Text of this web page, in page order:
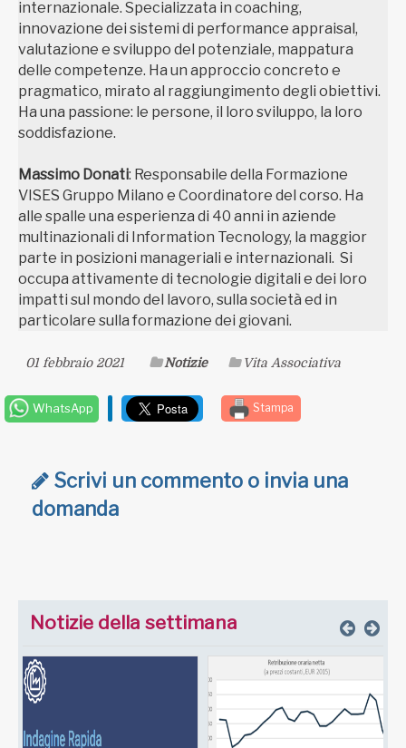
internazionale. Specializzata in coaching,
innovazione dei sistemi di performance appraisal,
valutazione e sviluppo del potenziale, mappatura
delle competenze. Ha un approccio concreto e
pragmatico, mirato al raggiungimento degli obiettivi.
Ha una passione: le persone, il loro sviluppo, la loro
soddisfazione.
Massimo Donati: Responsabile della Formazione
VISES Gruppo Milano e Coordinatore del corso. Ha
alle spalle una esperienza di 40 anni in aziende
multinazionali di Information Tecnology, la maggior
parte in posizioni manageriali e internazionali. Si
occupa attivamente di tecnologie digitali e dei loro
impatti sul mondo del lavoro, sulla società ed in
particolare sulla formazione dei giovani.
01 febbraio 2021 Notizie Vita Associativa
WhatsApp Stampa
Scrivi un commento o invia una
domanda
Notizie della settimana